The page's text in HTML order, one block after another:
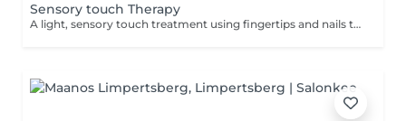
Sensory touch Therapy
A light, sensory touch treatment using fingertips and nails to promote deep relaxation, stress relief and overall well-being. This soothing touch complements conventional massage by gently stimulating the nervous system and enhancing calmness. 1 zone you can chose: Head Back Arms 3 zones is Head Back Arms.